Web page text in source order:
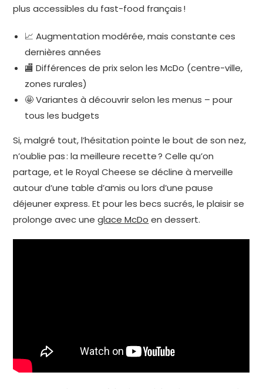
plus accessibles du fast-food français !
📈 Augmentation modérée, mais constante ces
dernières années
🏬 Différences de prix selon les McDo (centre-ville,
zones rurales)
🤩 Variantes à découvrir selon les menus – pour
tous les budgets
Si, malgré tout, l’hésitation pointe le bout de son nez,
n’oublie pas : la meilleure recette ? Celle qu’on
partage, et le Royal Cheese se décline à merveille
autour d’une table d’amis ou lors d’une pause
déjeuner express. Et pour les becs sucrés, le plaisir se
prolonge avec uneglace McDo en dessert.